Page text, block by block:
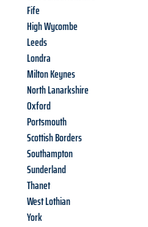
Fife
High Wycombe
Leeds
Londra
Milton Keynes
North Lanarkshire
Oxford
Portsmouth
Scottish Borders
Southampton
Sunderland
Thanet
West Lothian
York